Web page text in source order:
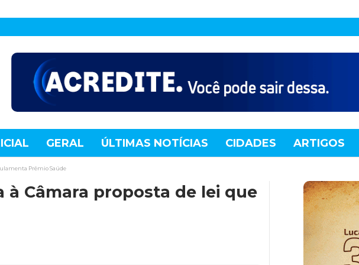
GERAL ÚLTIMAS NOTÍCIAS CIDADES ARTIGOS
MUNDO
Prêmio Saúde
Câmara proposta de lei que